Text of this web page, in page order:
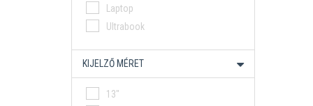
Lenovo Gamer
MSI
Laptop
Ultrabook
KIJELZŐ MÉRET
13"